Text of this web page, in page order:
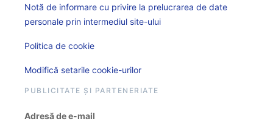
Notă de informare cu privire la prelucrarea de date
personale prin intermediul site-ului
Politica de cookie
Modifică setarile cookie-urilor
PUBLICITATE ȘI PARTENERIATE
Adresă de e-mail